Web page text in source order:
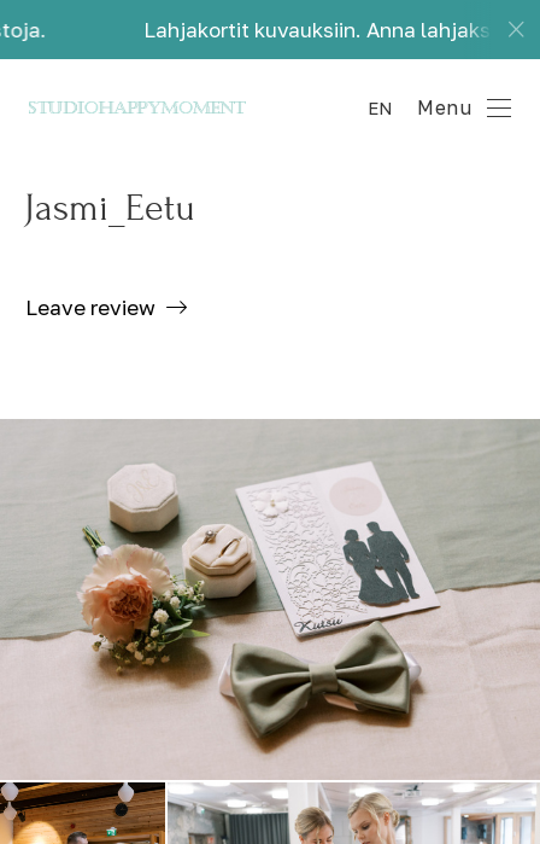
Lahjakortit kuvauksiin. Anna lahjaksi kauniita
EN Menu
Jasmi_Eetu
Leave review